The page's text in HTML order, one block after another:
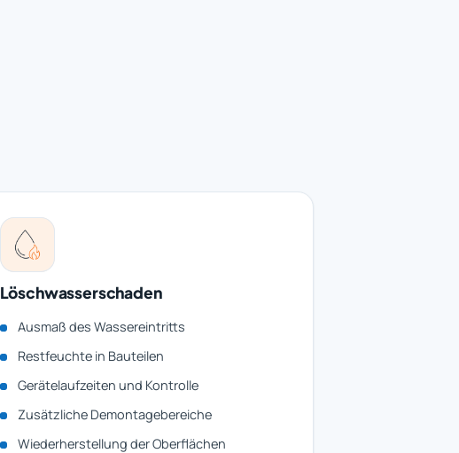
Löschwasserschaden
Ausmaß des Wassereintritts
Restfeuchte in Bauteilen
Gerätelaufzeiten und Kontrolle
Zusätzliche Demontagebereiche
Wiederherstellung der Oberflächen